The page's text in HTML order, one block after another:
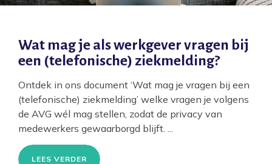
Wat mag je als werkgever vragen bij
een (telefonische) ziekmelding?
Ontdek in ons document ‘Wat mag je vragen bij een
(telefonische) ziekmelding’ welke vragen je volgens
de AVG wél mag stellen, zodat de privacy van
medewerkers gewaarborgd blijft. ...
LEES VERDER